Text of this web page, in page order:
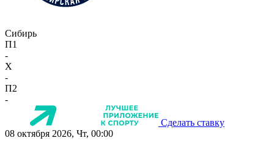
Сибирь
П1
-
X
-
П2
-
Сделать ставку
08 октября 2026, Чт, 00:00